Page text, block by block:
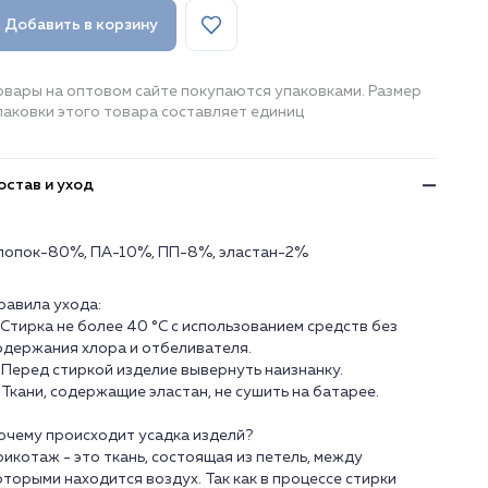
Добавить в корзину
на оптовом сайте покупаются упаковками. Размер
этого товара составляет единиц
и уход
80%, ПА-10%, ПП-8%, эластан-2%
ухода:
Стирка не более 40 °C с использованием средств без
хлора и отбеливателя.
Перед стиркой изделие вывернуть наизнанку.
Ткани, содержащие эластан, не сушить на батарее.
происходит усадка изделй?
- это ткань, состоящая из петель, между
находится воздух. Так как в процессе стирки